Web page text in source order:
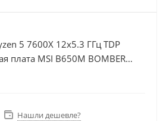
5 7600X 12x5.3 ГГц TDP
плата MSI B650M BOMBER
5080 16Гб, Память
Нашли дешевле?